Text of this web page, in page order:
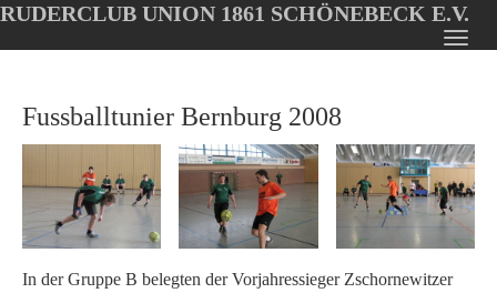
Oops, an error occurred! Code: 202608071552266d7439a4
main
content
RUDERCLUB UNION 1861 SCHÖNEBECK E.V.
Fussballtunier Bernburg 2008
In der Gruppe B belegten der Vorjahressieger Zschornewitzer